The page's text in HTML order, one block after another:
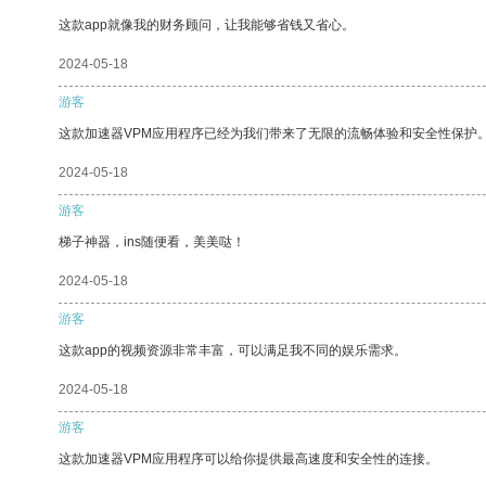
这款app就像我的财务顾问，让我能够省钱又省心。
2024-05-18
游客
这款加速器VPM应用程序已经为我们带来了无限的流畅体验和安全性保护
2024-05-18
游客
梯子神器，ins随便看，美美哒！
2024-05-18
游客
这款app的视频资源非常丰富，可以满足我不同的娱乐需求。
2024-05-18
游客
这款加速器VPM应用程序可以给你提供最高速度和安全性的连接。